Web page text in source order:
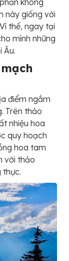
này giống với
thế, ngay tại
mình những
Âu.
điểm ngắm
Trên thảo
nhiệu hoa
quy hoạch
hoa tam
với thảo
thực.